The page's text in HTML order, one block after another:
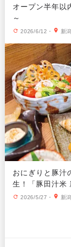
オープン半年以
～
2026/6/12 ・ 新
おにぎりと豚汁
生！「豚田汁米
2026/5/27 ・ 新